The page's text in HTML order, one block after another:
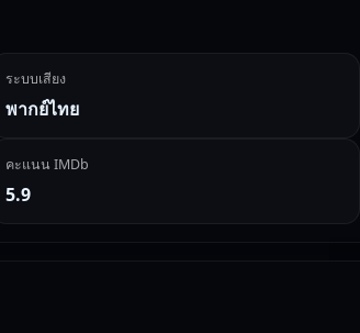
ระบบเสียง
พากย์ไทย
คะแนน IMDb
5.9